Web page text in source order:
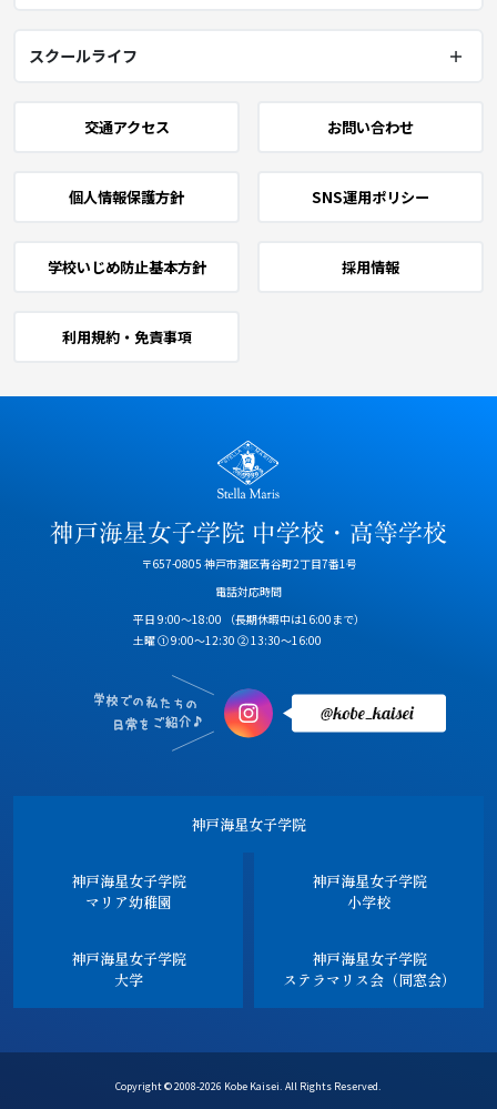
スクールライフ
交通アクセス お問い合わせ
個人情報保護方針 SNS運用ポリシー
学校いじめ防止基本方針 採用情報
利用規約・免責事項
〒657-0805 神戸市灘区青谷町2丁目7番1号
電話対応時間
平日 9:00～18:00
（長期休暇中は16:00まで）
土曜 ① 9:00～12:30 ② 13:30～16:00
神戸海星女子学院
神戸海星女子学院
マリア幼稚園
神戸海星女子学院
小学校
神戸海星女子学院
大学
神戸海星女子学院
ステラマリス会（同窓会）
Copyright © 2008-2026 Kobe Kaisei. All Rights Reserved.